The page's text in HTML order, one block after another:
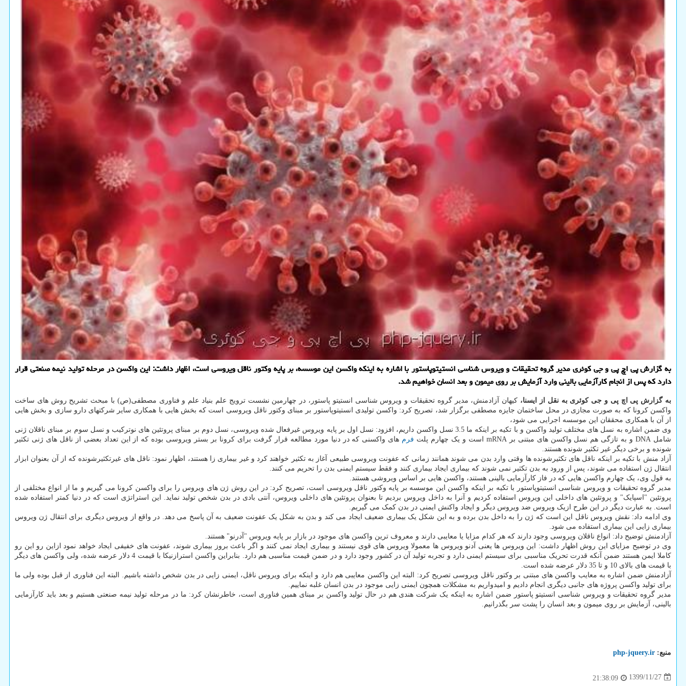
به گزارش پی اچ پی و جی کوئری مدیر گروه تحقیقات و ویروس شناسی انستیتوپاستور با اشاره به اینکه واکسن این موسسه، بر پایه وکتور ناقل ویروسی است، اظهار داشت: این واکسن در مرحله تولید نیمه صنعتی قرار
دارد که پس از انجام کارآزمایی بالینی وارد آزمایش بر روی میمون و بعد انسان خواهیم شد.
به گزارش پی اچ پی و جی کوئری به نقل از ایسنا، کیهان آزادمنش، مدیر گروه تحقیقات و ویروس شناسی انستیتو پاستور، در چهارمین نشست ترویج علم بنیاد علم و فناوری مصطفی(ص) با مبحث تشریح روش های ساخت
واکسن کرونا که به صورت مجازی در محل ساختمان جایزه مصطفی برگزار شد، تصریح کرد: واکسن تولیدی انستیتوپاستور بر مبنای وکتور ناقل ویروسی است که بخش هایی با همکاری سایر شرکتهای دارو سازی و بخش هایی
از آن با همکاری محققان این موسسه اجرایی می شود،
وی ضمن اشاره به نسل های مختلف تولید واکسن و با تکیه بر اینکه ما 3.5 نسل واکسن داریم، افزود: نسل اول بر پایه ویروس غیرفعال شده ویروسی، نسل دوم بر مبنای پروتئین ­های نوترکیب و نسل سوم بر مبنای ناقلان ژنی
شامل DNA و به تازگی هم نسل واکسن های مبتنی بر mRNA است و یک چهارم پلت
فرم های واکسنی که در دنیا مورد مطالعه قرار گرفت برای کرونا بر بستر ویروسی بوده که از این تعداد بعضی از ناقل ­های ژنی تکثیر
شونده و برخی دیگر غیر تکثیر شونده هستند.
آزاد منش با تکیه بر اینکه ناقل های تکثیرشونده ها وقتی وارد بدن می شوند همانند زمانی که عفونت ویروسی طبیعی آغاز به تکثیر خواهند کرد و غیر بیماری ­زا هستند، اظهار نمود: ناقل های غیرتکثیرشونده که از آن بعنوان ابزار
انتقال ژن استفاده می شوند، پس از ورود به بدن تکثیر نمی شوند که بیماری ایجاد بیماری ­کنند و فقط سیستم ایمنی بدن را تحریم می ­کنند.
به قول وی، یک چهارم واکسن هایی که در فاز کارآزمایی بالینی هستند، واکسن هایی بر اساس ویروشی هستند.
مدیر گروه تحقیقات و ویروس شناسی انستیتوپاستور با تکیه بر اینکه واکسن این موسسه بر پایه وکتور ناقل ویروسی است، تصریح کرد: در این روش ژن­ های ویروس را برای واکسن کرونا می­ گیریم و ما از انواع مختلفی از
پروتئین "اسپایک" و پروتئین ­های داخلی این ویروس استفاده کردیم و آنرا به داخل ویروس بردیم تا بعنوان پروتئین ­های داخلی ویروس، آنتی ­بادی در بدن شخص تولید نماید. این استراتژی است که در دنیا کمتر استفاده شده
است. به عبارت دیگر در این طرح ازیک ویروس ضد ویروس دیگر و ایجاد واکنش ایمنی در بدن کمک می ­گیریم.
وی ادامه داد: نقش ویروس ناقل این است که ژن را به داخل بدن برده و به این شکل یک بیماری ضعیف ایجاد می ­کند و بدن به شکل یک عفونت ضعیف به آن پاسخ می دهد. در واقع از ویروس دیگری برای انتقال ژن ویروس
بیماری زایی این بیماری استفاده می شود.
آزادمنش توضیح داد: انواع ناقلان ویروسی وجود دارند که هر کدام مزایا یا معایبی دارند و معروف ­ترین واکسن ­های موجود در بازار بر پایه ویروس "آدرنو" هستند.
وی در توضیح مزایای این روش اظهار داشت: این ویروس­ ها یعنی آدنو ویروس­ ها معمولا ویروس ­های قوی نیستند و بیماری ایجاد نمی ­کنند و اگر باعث بروز بیماری شوند، عفونت ­های خفیفی ایجاد خواهد نمود ازاین رو این رو
کاملا ایمن هستند ضمن آنکه قدرت تحریک مناسبی برای سیستم ایمنی دارد و تجربه تولید آن در کشور وجود دارد و در ضمن قیمت مناسبی هم دارد. بنابراین واکسن استرازنیکا با قیمت 4 دلار عرضه شده، ولی واکسن ­های دیگر
با قیمت ­های بالای 10 و تا 35 دلار عرضه شده است.
آزادمنش ضمن اشاره به معایب واکسن های مبتنی بر وکتور ناقل ویروسی تصریح کرد: البته این واکسن معایبی هم دارد و اینکه برای ویروس ناقل، ایمنی ­زایی در بدن شخص داشته باشیم. البته این فناوری از قبل بوده ولی ما
برای تولید واکسن پروژه ­های جانبی دیگری انجام دادیم و امیدواریم به مشکلات همچون ایمنی زایی موجود در بدن انسان غلبه نماییم.
مدیر گروه تحقیقات و ویروس شناسی انستیتو پاستور ضمن اشاره به اینکه یک شرکت هندی هم در حال تولید واکسن بر مبنای همین فناوری است، خاطرنشان کرد: ما در مرحله تولید نیمه صنعتی هستیم و بعد باید کارآزمایی
بالینی، آزمایش بر روی میمون و بعد انسان را پشت سر بگذرانیم.
منبع: php-jquery.ir
1399/11/27
21:38:09